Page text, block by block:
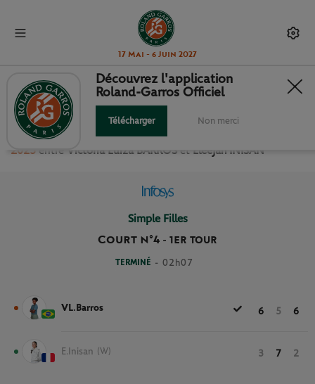
17 Mai - 6 Juin 2027
1ER TOUR SIMPLE FILLES
Revivez le match du 1er Tour Simple Filles Roland Garros
2025 entre Victoria Luiza BARROS et Eleejah INISAN
Simple Filles
Court n°4 - 1ER TOUR
TERMINÉ - 02h07
VL.Barros 6 5 6
E.Inisan (W) 3 7 2
Découvrez l'application
Roland-Garros Officiel
Télécharger Non merci